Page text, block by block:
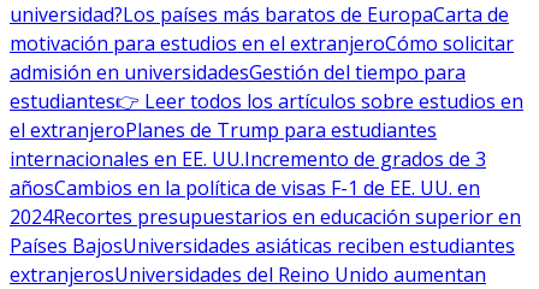
universidad?Los países más baratos de EuropaCarta de
motivación para estudios en el extranjeroCómo solicitar
admisión en universidadesGestión del tiempo para
estudiantes👉 Leer todos los artículos sobre estudios en
el extranjeroPlanes de Trump para estudiantes
internacionales en EE. UU.Incremento de grados de 3
añosCambios en la política de visas F-1 de EE. UU. en
2024Recortes presupuestarios en educación superior en
Países BajosUniversidades asiáticas reciben estudiantes
extranjerosUniversidades del Reino Unido aumentan